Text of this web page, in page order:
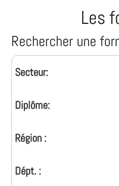
Les
Rechercher une
Secteur:
Diplôme:
Région :
Dépt. :